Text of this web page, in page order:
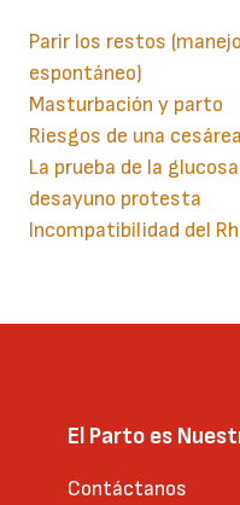
Parir los restos
espontáneo)
Masturbación y parto
Riesgos de una
La prueba de la
desayuno protesta
Incompatibilidad del
El Parto es
Contáctanos